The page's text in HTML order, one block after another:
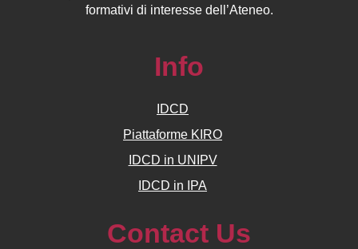
formativi di interesse dell’Ateneo.
Info
IDCD
Piattaforme KIRO
IDCD in UNIPV
IDCD in IPA
Contact Us